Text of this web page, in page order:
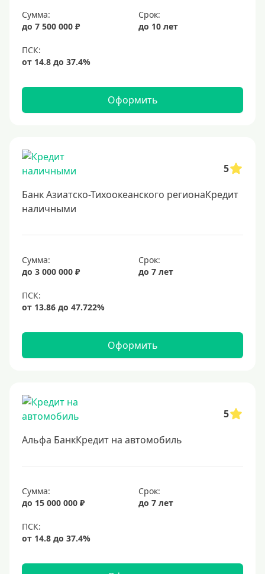
Сумма:
до 7 500 000 ₽
Срок:
до 10 лет
Оформить
5
Банк Азиатско-Тихоокеанского регионаКредит
наличными
Сумма:
до 3 000 000 ₽
Срок:
до 7 лет
Оформить
5
Альфа БанкКредит на автомобиль
Сумма:
до 15 000 000 ₽
Срок:
до 7 лет